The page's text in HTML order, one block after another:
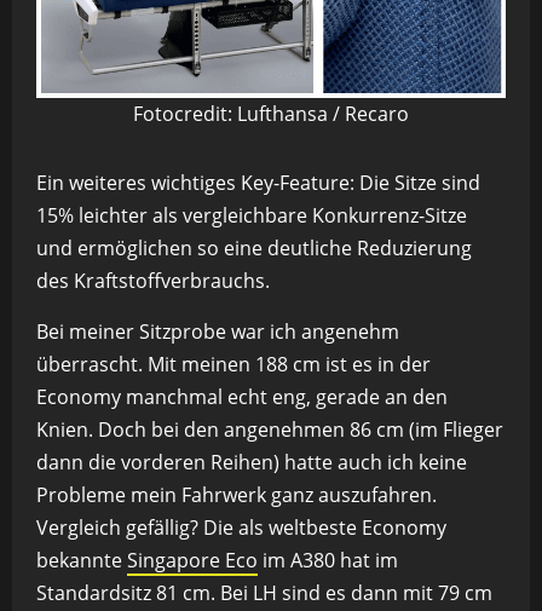
Fotocredit: Lufthansa / Recaro
Ein weiteres wichtiges Key-Feature: Die Sitze sind
15% leichter als vergleichbare Konkurrenz-Sitze
und ermöglichen so eine deutliche Reduzierung
des Kraftstoffverbrauchs.
Bei meiner Sitzprobe war ich angenehm
überrascht. Mit meinen 188 cm ist es in der
Economy manchmal echt eng, gerade an den
Knien. Doch bei den angenehmen 86 cm (im Flieger
dann die vorderen Reihen) hatte auch ich keine
Probleme mein Fahrwerk ganz auszufahren.
Vergleich gefällig? Die als weltbeste Economy
bekannteSingapore Eco im A380 hat im
Standardsitz 81 cm. Bei LH sind es dann mit 79 cm